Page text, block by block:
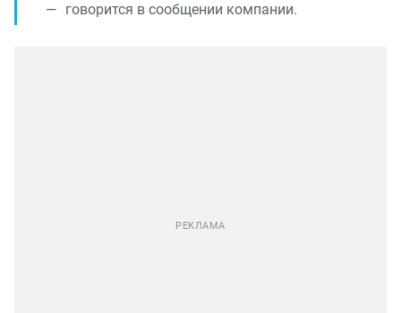
говорится в сообщении компании.